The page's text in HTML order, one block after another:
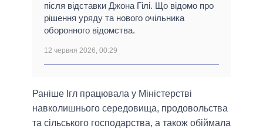
після відставки Джона Гілі. Що відомо про
рішення уряду та нового очільника
оборонного відомства.
12 червня 2026, 00:29
Раніше Ігл працювала у Міністерстві
навколишнього середовища, продовольства
та сільського господарства, а також обіймала